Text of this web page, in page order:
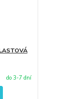
do 3-7 dní